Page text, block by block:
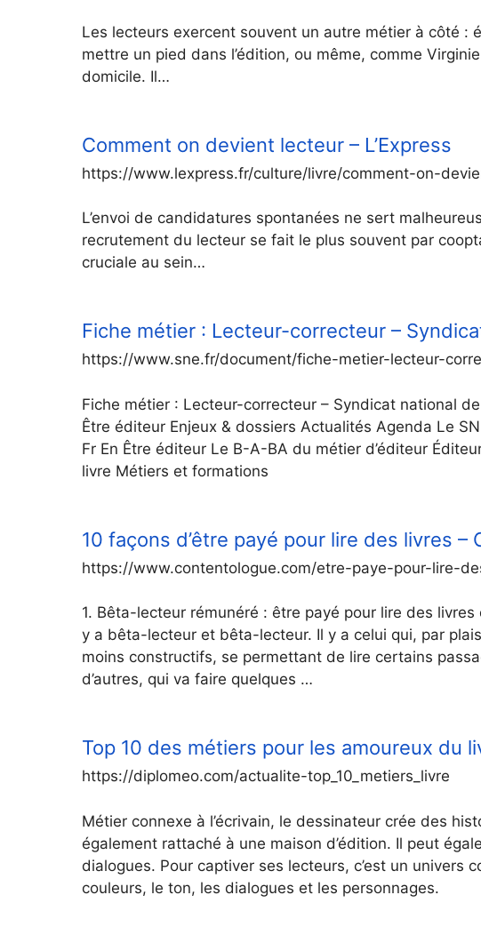
Les lecteurs exercent souvent un autre métier à côté :
mettre un pied dans l’édition, ou même, comme
domicile. Il…
Comment on devient lecteur – L’Express
https://www.lexpress.fr/culture/livre/comment-on-
L’envoi de candidatures spontanées ne sert
recrutement du lecteur se fait le plus souvent par
cruciale au sein…
Fiche métier : Lecteur-correcteur –
https://www.sne.fr/document/fiche-metier-lecteur-
Fiche métier : Lecteur-correcteur – Syndicat national
Être éditeur Enjeux & dossiers Actualités Agenda Le
Fr En Être éditeur Le B-A-BA du métier d’éditeur
livre Métiers et formations
10 façons d’être payé pour lire des livres –
https://www.contentologue.com/etre-paye-pour-lire-
1. Bêta-lecteur rémunéré : être payé pour lire des
y a bêta-lecteur et bêta-lecteur. Il y a celui qui, par
moins constructifs, se permettant de lire certains
d’autres, qui va faire quelques …
Top 10 des métiers pour les amoureux du
https://diplomeo.com/actualite-top_10_metiers_livre
Métier connexe à l’écrivain, le dessinateur crée des
également rattaché à une maison d’édition. Il peut
dialogues. Pour captiver ses lecteurs, c’est un univers
couleurs, le ton, les dialogues et les personnages.